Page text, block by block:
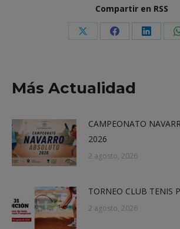
Compartir en RSS
Share Share Share
Más Actualidad
CAMPEONATO
2026
2 agosto, 2026
TORNEO CLUB TENIS
2 agosto, 2026